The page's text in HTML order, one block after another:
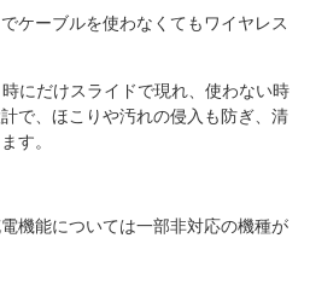
ケーブルを使わなくてもワイヤレス
にだけスライドで現れ、使わない時
で、ほこりや汚れの侵入も防ぎ、清
す。
機能については一部非対応の機種が